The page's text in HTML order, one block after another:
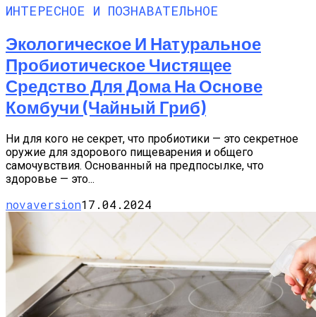
ИНТЕРЕСНОЕ И ПОЗНАВАТЕЛЬНОЕ
Экологическое И Натуральное
Пробиотическое Чистящее
Средство Для Дома На Основе
Комбучи (чайный Гриб)
Ни для кого не секрет, что пробиотики — это секретное
оружие для здорового пищеварения и общего
самочувствия. Основанный на предпосылке, что
здоровье — это...
novaversion17.04.2024